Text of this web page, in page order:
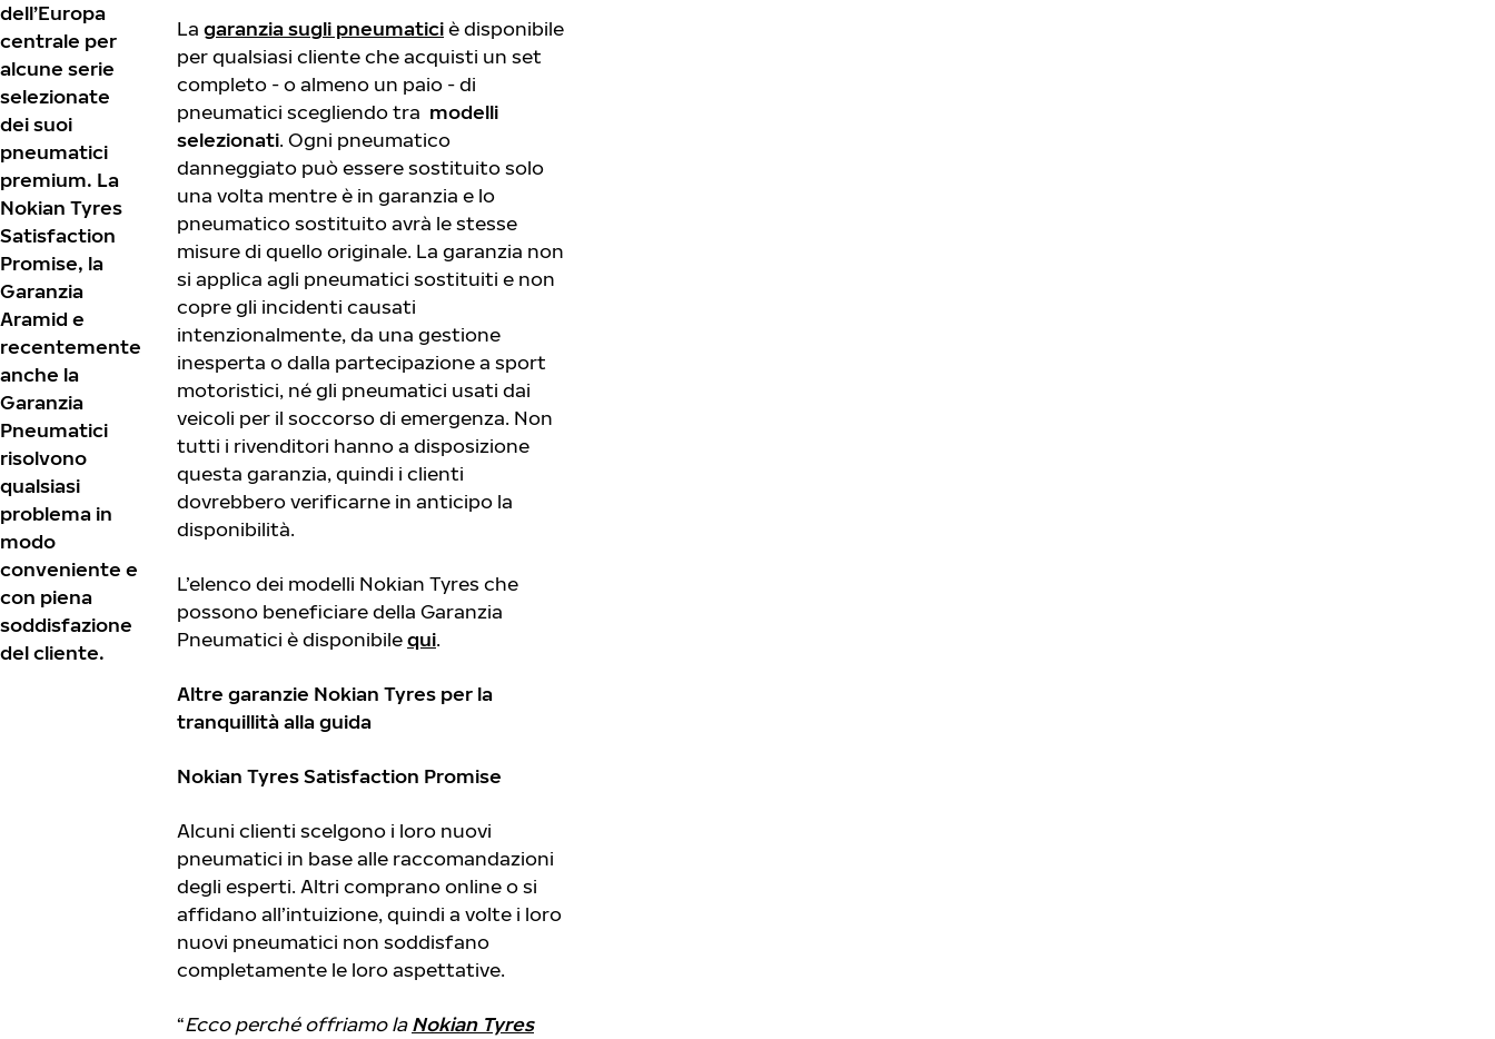
dell’Europa
centrale per
alcune serie
selezionate
dei suoi
pneumatici
premium. La
Nokian Tyres
Satisfaction
Promise, la
Garanzia
Aramid e
recentemente
anche la
Garanzia
Pneumatici
risolvono
qualsiasi
problema in
modo
conveniente e
con piena
soddisfazione
del cliente.
La garanzia sugli pneumaticiè disponibile
per qualsiasi cliente che acquisti un set
completo - o almeno un paio - di
pneumatici scegliendo tra modelli
selezionati. Ogni pneumatico
danneggiato può essere sostituito solo
una volta mentre è in garanzia e lo
pneumatico sostituito avrà le stesse
misure di quello originale. La garanzia non
si applica agli pneumatici sostituiti e non
copre gli incidenti causati
intenzionalmente, da una gestione
inesperta o dalla partecipazione a sport
motoristici, né gli pneumatici usati dai
veicoli per il soccorso di emergenza. Non
tutti i rivenditori hanno a disposizione
questa garanzia, quindi i clienti
dovrebbero verificarne in anticipo la
disponibilità.
L’elenco dei modelli Nokian Tyres che
possono beneficiare della Garanzia
Pneumatici è disponibilequi.
Altre garanzie Nokian Tyres per la
tranquillità alla guida
Nokian Tyres Satisfaction Promise
Alcuni clienti scelgono i loro nuovi
pneumatici in base alle raccomandazioni
degli esperti. Altri comprano online o si
affidano all’intuizione, quindi a volte i loro
nuovi pneumatici non soddisfano
completamente le loro aspettative.
“Ecco perché offriamo laNokian Tyres